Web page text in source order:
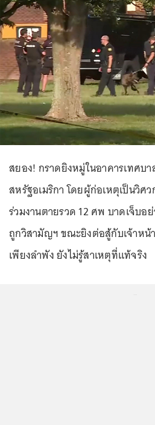
สยอง! กราดยิงหมู่ในอาคารเทศบา
สหรัฐอเมริกา โดยผู้ก่อเหตุเป็นวิศ
ร่วมงานตายรวด 12 ศพ บาดเจ็บอ
ถูกวิสามัญฯ ขณะยิงต่อสู้กับเจ้าหน้
เพียงลำพัง ยังไม่รู้สาเหตุที่แท้จริง